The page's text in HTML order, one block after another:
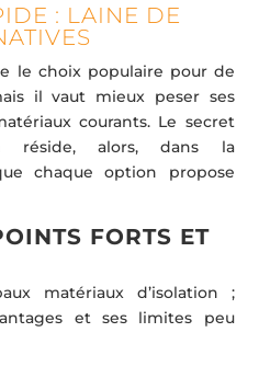
: LAINE DE
le choix populaire pour de
il vaut mieux peser ses
courants. Le secret
réside, alors, dans la
chaque option propose
FORTS ET
matériaux d’isolation ;
et ses limites peu